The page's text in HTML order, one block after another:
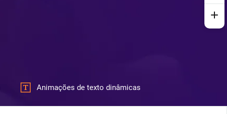
Animações de texto dinâmicas